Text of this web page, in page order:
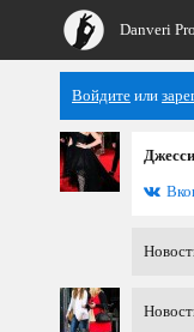
Danveri
Войдите или